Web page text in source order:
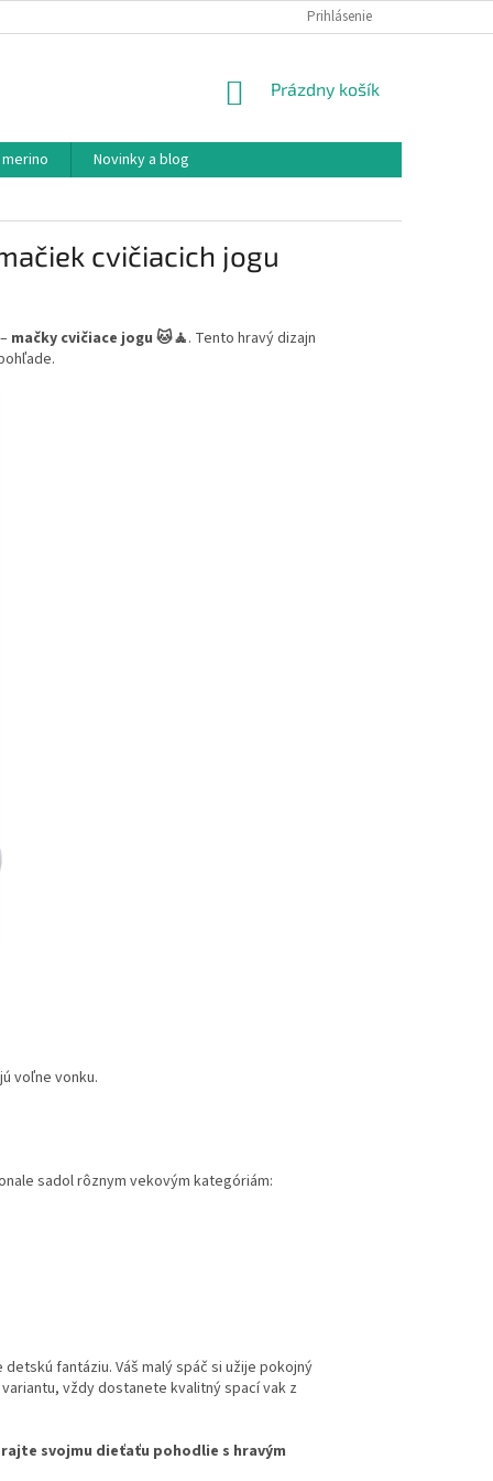
AKO NAKUPOVAŤ
Prihlásenie
NÁKUPNÝ
Prázdny košík
Novinky a blog
cvičiacich jogu
mačky cvičiace jogu 🐱🧘. Tento hravý dizajn
voľne vonku.
sadol rôznym vekovým kategóriám:
fantáziu. Váš malý spáč si užije pokojný
vždy dostanete kvalitný spací vak z
svojmu dieťaťu pohodlie s hravým